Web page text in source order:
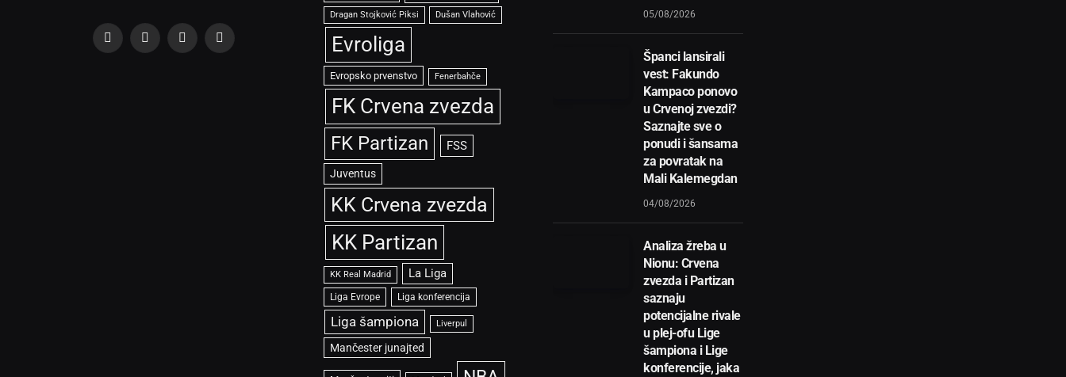
Facebook
X
InstagramTikTok
Dragan Stojković Piksi Dušan Vlahović
Evroliga
Evropsko prvenstvo Fenerbahče
FK Crvena zvezda
FK Partizan FSS
Juventus
KK Crvena zvezda
KK Partizan
KK Real Madrid La Liga
Liga Evrope Liga konferencija
Liga šampiona Liverpul
Mančester junajted
05/08/2026
Španci lansirali
vest: Fakundo
Kampaco ponovo
u Crvenoj zvezdi?
Saznajte sve o
ponudi i šansama
za povratak na
Mali Kalemegdan
04/08/2026
Analiza žreba u
Nionu: Crvena
zvezda i Partizan
saznaju
potencijalne rivale
u plej-ofu Lige
šampiona i Lige
konferencije, jaka